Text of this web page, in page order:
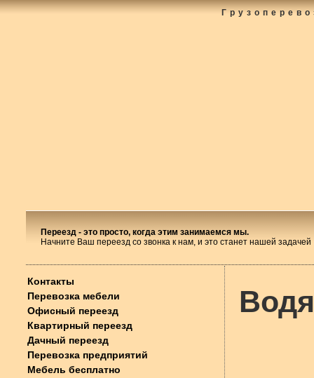
Переезд - это просто, когда этим занимаемся мы.
Начните Ваш переезд со звонка к нам, и это станет нашей задачей
Контакты
Перевозка мебели
Офисный переезд
Квартирный переезд
Дачный переезд
Перевозка предприятий
Мебель бесплатно